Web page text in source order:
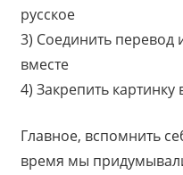
русское
3) Соединить перевод
вместе
4) Закрепить картинку
Главное, вспомнить
время мы